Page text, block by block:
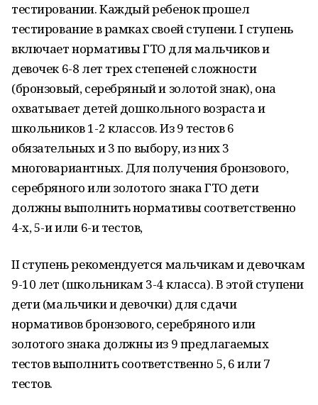
тестировании. Каждый ребенок прошел
тестирование в рамках своей ступени. I ступень
включает нормативы ГТО для мальчиков и
девочек 6-8 лет трех степеней сложности
(бронзовый, серебряный и золотой знак), она
охватывает детей дошкольного возраста и
школьников 1-2 классов. Из 9 тестов 6
обязательных и 3 по выбору, из них 3
многовариантных. Для получения бронзового,
серебряного или золотого знака ГТО дети
должны выполнить нормативы соответственно
4-х, 5-и или 6-и тестов,
II ступень рекомендуется мальчикам и девочкам
9-10 лет (школьникам 3-4 класса). В этой ступени
дети (мальчики и девочки) для сдачи
нормативов бронзового, серебряного или
золотого знака должны из 9 предлагаемых
тестов выполнить соответственно 5, 6 или 7
тестов.